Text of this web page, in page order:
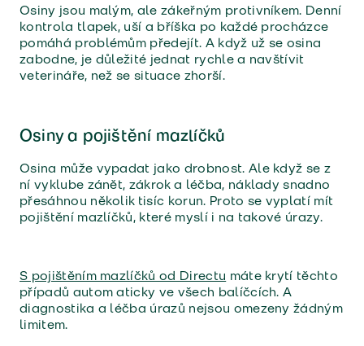
Osiny jsou malým, ale zákeřným protivníkem. Denní
kontrola tlapek, uší a bříška po každé procházce
pomáhá problémům předejít. A když už se osina
zabodne, je důležité jednat rychle a navštívit
veterináře, než se situace zhorší.
Osiny a pojištění mazlíčků
Osina může vypadat jako drobnost. Ale když se z
ní vyklube zánět, zákrok a léčba, náklady snadno
přesáhnou několik tisíc korun. Proto se vyplatí mít
pojištění mazlíčků, které myslí i na takové úrazy.
S pojištěním mazlíčků od Directu máte krytí těchto
případů autom aticky ve všech balíčcích. A
diagnostika a léčba úrazů nejsou omezeny žádným
limitem.